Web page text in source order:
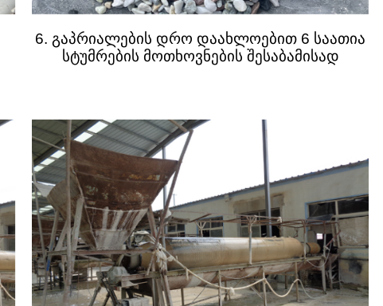
6. გაპრიალების დრო დაახლოებით 6 საათია
სტუმრების მოთხოვნების შესაბამისად